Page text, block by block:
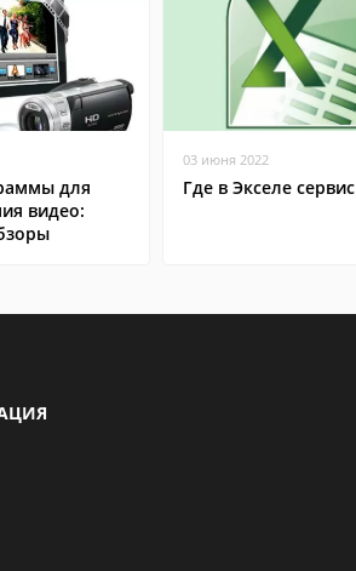
для
видео:
03 июня 2022
Где в Экселе сервис